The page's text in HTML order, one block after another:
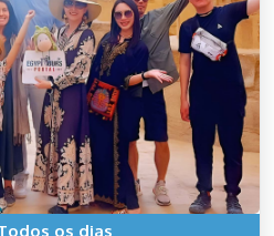
os dias